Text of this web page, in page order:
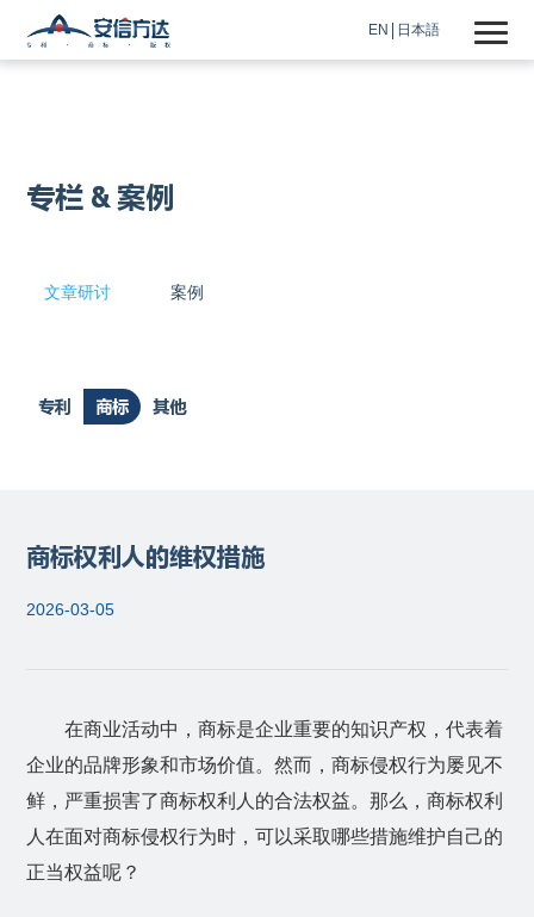
EN 日本語
专栏 & 案例
文章研讨 案例
专利 商标 其他
商标权利人的维权措施
2026-03-05
在商业活动中，商标是企业重要的知识产权，代表着
企业的品牌形象和市场价值。然而，商标侵权行为屡见不
鲜，严重损害了商标权利人的合法权益。那么，商标权利
人在面对商标侵权行为时，可以采取哪些措施维护自己的
正当权益呢？